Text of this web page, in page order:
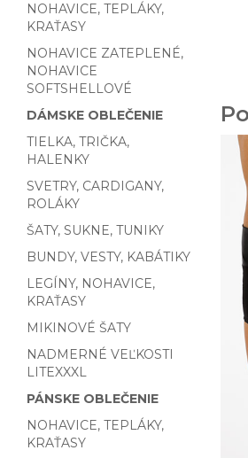
NOHAVICE, TEPLÁKY,
KRAŤASY
NOHAVICE ZATEPLENÉ,
NOHAVICE
SOFTSHELLOVÉ
DÁMSKE OBLEČENIE
TIELKA, TRIČKA,
HALENKY
SVETRY, CARDIGANY,
ROLÁKY
ŠATY, SUKNE, TUNIKY
BUNDY, VESTY, KABÁTIKY
LEGÍNY, NOHAVICE,
KRAŤASY
MIKINOVÉ ŠATY
NADMERNÉ VEĽKOSTI
LITEXXXL
PÁNSKE OBLEČENIE
NOHAVICE, TEPLÁKY,
KRAŤASY